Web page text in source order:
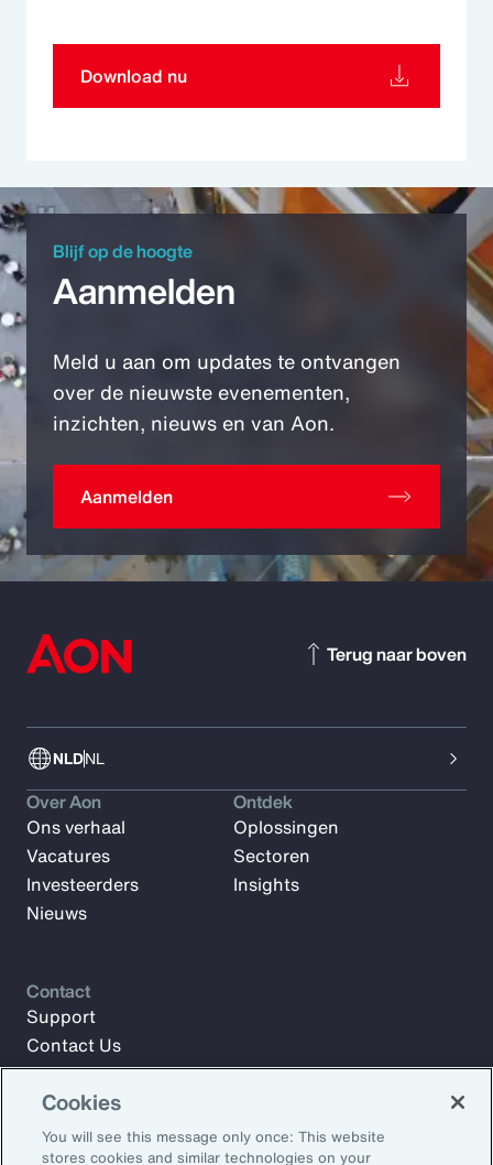
Download nu
Blijf op de hoogte
Aanmelden
Meld u aan om updates te ontvangen
over de nieuwste evenementen,
inzichten, nieuws en van Aon.
Aanmelden
NLDNL
Terug naar boven
artikelen, rapporten en updates van ons team van experts.
Over Aon
Ons verhaal
Vacatures
Investeerders
Nieuws
Ontdek
Oplossingen
Sectoren
Insights
Contact
Support
Contact Us
Cookies
You will see this message only once: This website
stores cookies and similar technologies on your